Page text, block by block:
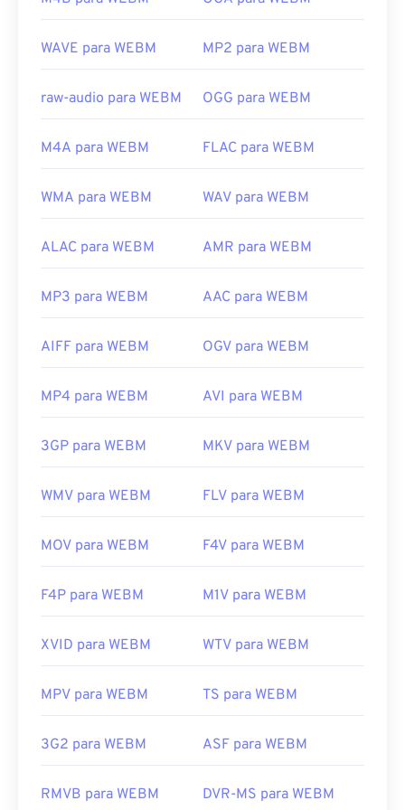
https://tools.google.com/dlpage/webmmf/
WAVE para WEBM MP2 para WEBM
raw-audio para WEBM OGG para WEBM
M4A para WEBM FLAC para WEBM
WMA para WEBM WAV para WEBM
ALAC para WEBM AMR para WEBM
MP3 para WEBM AAC para WEBM
AIFF para WEBM OGV para WEBM
MP4 para WEBM AVI para WEBM
3GP para WEBM MKV para WEBM
WMV para WEBM FLV para WEBM
MOV para WEBM F4V para WEBM
F4P para WEBM M1V para WEBM
XVID para WEBM WTV para WEBM
MPV para WEBM TS para WEBM
3G2 para WEBM ASF para WEBM
RMVB para WEBM DVR-MS para WEBM